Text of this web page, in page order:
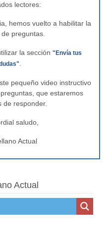
lectores:
hemos vuelto a habilitar la
preguntas.
la sección "Envía tus
.
pequeño video instructivo
que estaremos
de responder.
saludo,
Actual
Actual